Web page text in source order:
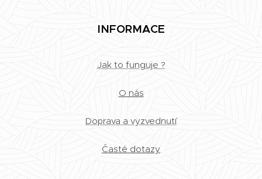
INFORMACE
Jak to funguje ?
O nás
Doprava a vyzvednutí
Časté dotazy